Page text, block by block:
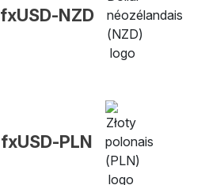
fxUSD-NZD
fxUSD-PLN